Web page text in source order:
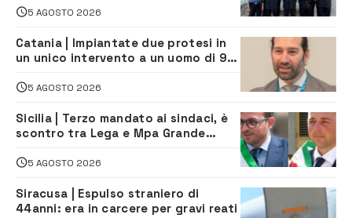
Ferla e Sortino
5 AGOSTO 2026
Catania | Impiantate due protesi in
un unico intervento a un uomo di 98
augustano Giuseppe Mazziotta
5 AGOSTO 2026
Sicilia | Terzo mandato ai sindaci, è
scontro tra Lega e Mpa Grande
5 AGOSTO 2026
Siracusa | Espulso straniero di
44anni: era in carcere per gravi reati